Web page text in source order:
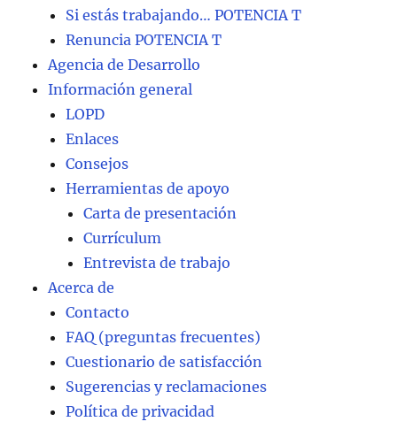
Si estás trabajando… POTENCIA T
Renuncia POTENCIA T
Agencia de Desarrollo
Información general
LOPD
Enlaces
Consejos
Herramientas de apoyo
Carta de presentación
Currículum
Entrevista de trabajo
Acerca de
Contacto
FAQ (preguntas frecuentes)
Cuestionario de satisfacción
Sugerencias y reclamaciones
Política de privacidad